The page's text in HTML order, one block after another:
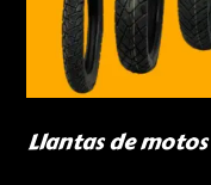
Llantas de motos